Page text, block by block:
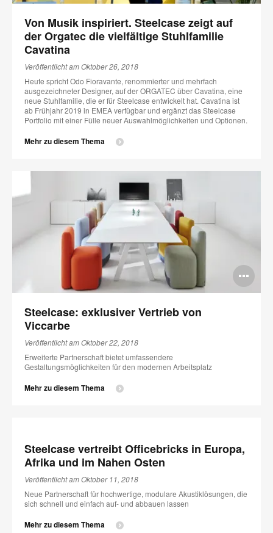
Von Musik inspiriert. Steelcase zeigt auf
der Orgatec die vielfältige Stuhlfamilie
Cavatina
Veröffentlicht am Oktober 26, 2018
Heute spricht Odo Fioravante, renommierter und mehrfach
ausgezeichneter Designer, auf der ORGATEC über Cavatina, eine
neue Stuhlfamilie, die er für Steelcase entwickelt hat. Cavatina ist
ab Frühjahr 2019 in EMEA verfügbar und ergänzt das Steelcase
Portfolio mit einer Fülle neuer Auswahlmöglichkeiten und Optionen.
Mehr zu diesem Thema
Steelcase: exklusiver Vertrieb von
Viccarbe
Veröffentlicht am Oktober 22, 2018
Erweiterte Partnerschaft bietet umfassendere
Gestaltungsmöglichkeiten für den modernen Arbeitsplatz
Mehr zu diesem Thema
Steelcase vertreibt Officebricks in Europa,
Afrika und im Nahen Osten
Veröffentlicht am Oktober 11, 2018
Neue Partnerschaft für hochwertige, modulare Akustiklösungen, die
sich schnell und einfach auf- und abbauen lassen
Mehr zu diesem Thema